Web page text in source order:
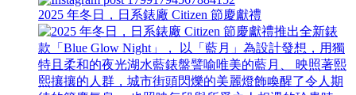
2025 年冬日，日系錶廠 Citizen 節慶獻禮